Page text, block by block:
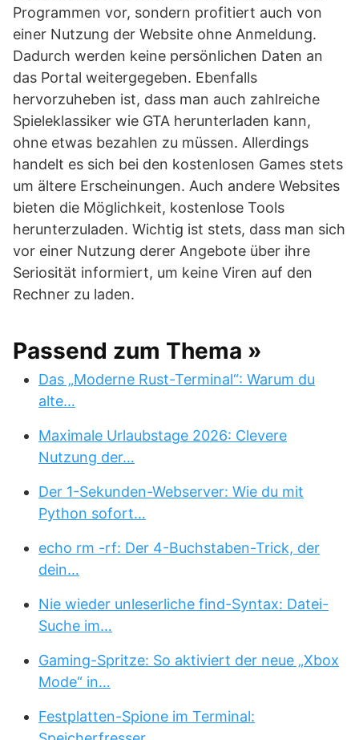
Programmen vor, sondern profitiert auch von
einer Nutzung der Website ohne Anmeldung.
Dadurch werden keine persönlichen Daten an
das Portal weitergegeben. Ebenfalls
hervorzuheben ist, dass man auch zahlreiche
Spieleklassiker wie GTA herunterladen kann,
ohne etwas bezahlen zu müssen. Allerdings
handelt es sich bei den kostenlosen Games stets
um ältere Erscheinungen. Auch andere Websites
bieten die Möglichkeit, kostenlose Tools
herunterzuladen. Wichtig ist stets, dass man sich
vor einer Nutzung derer Angebote über ihre
Seriosität informiert, um keine Viren auf den
Rechner zu laden.
Passend zum Thema »
Das „Moderne Rust-Terminal“: Warum du
alte…
Maximale Urlaubstage 2026: Clevere
Nutzung der…
Der 1-Sekunden-Webserver: Wie du mit
Python sofort…
echo rm -rf: Der 4-Buchstaben-Trick, der
dein…
Nie wieder unleserliche find-Syntax: Datei-
Suche im…
Gaming-Spritze: So aktiviert der neue „Xbox
Mode“ in…
Festplatten-Spione im Terminal: